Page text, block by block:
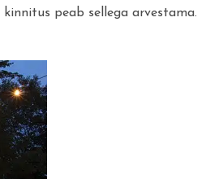
peab sellega arvestama.